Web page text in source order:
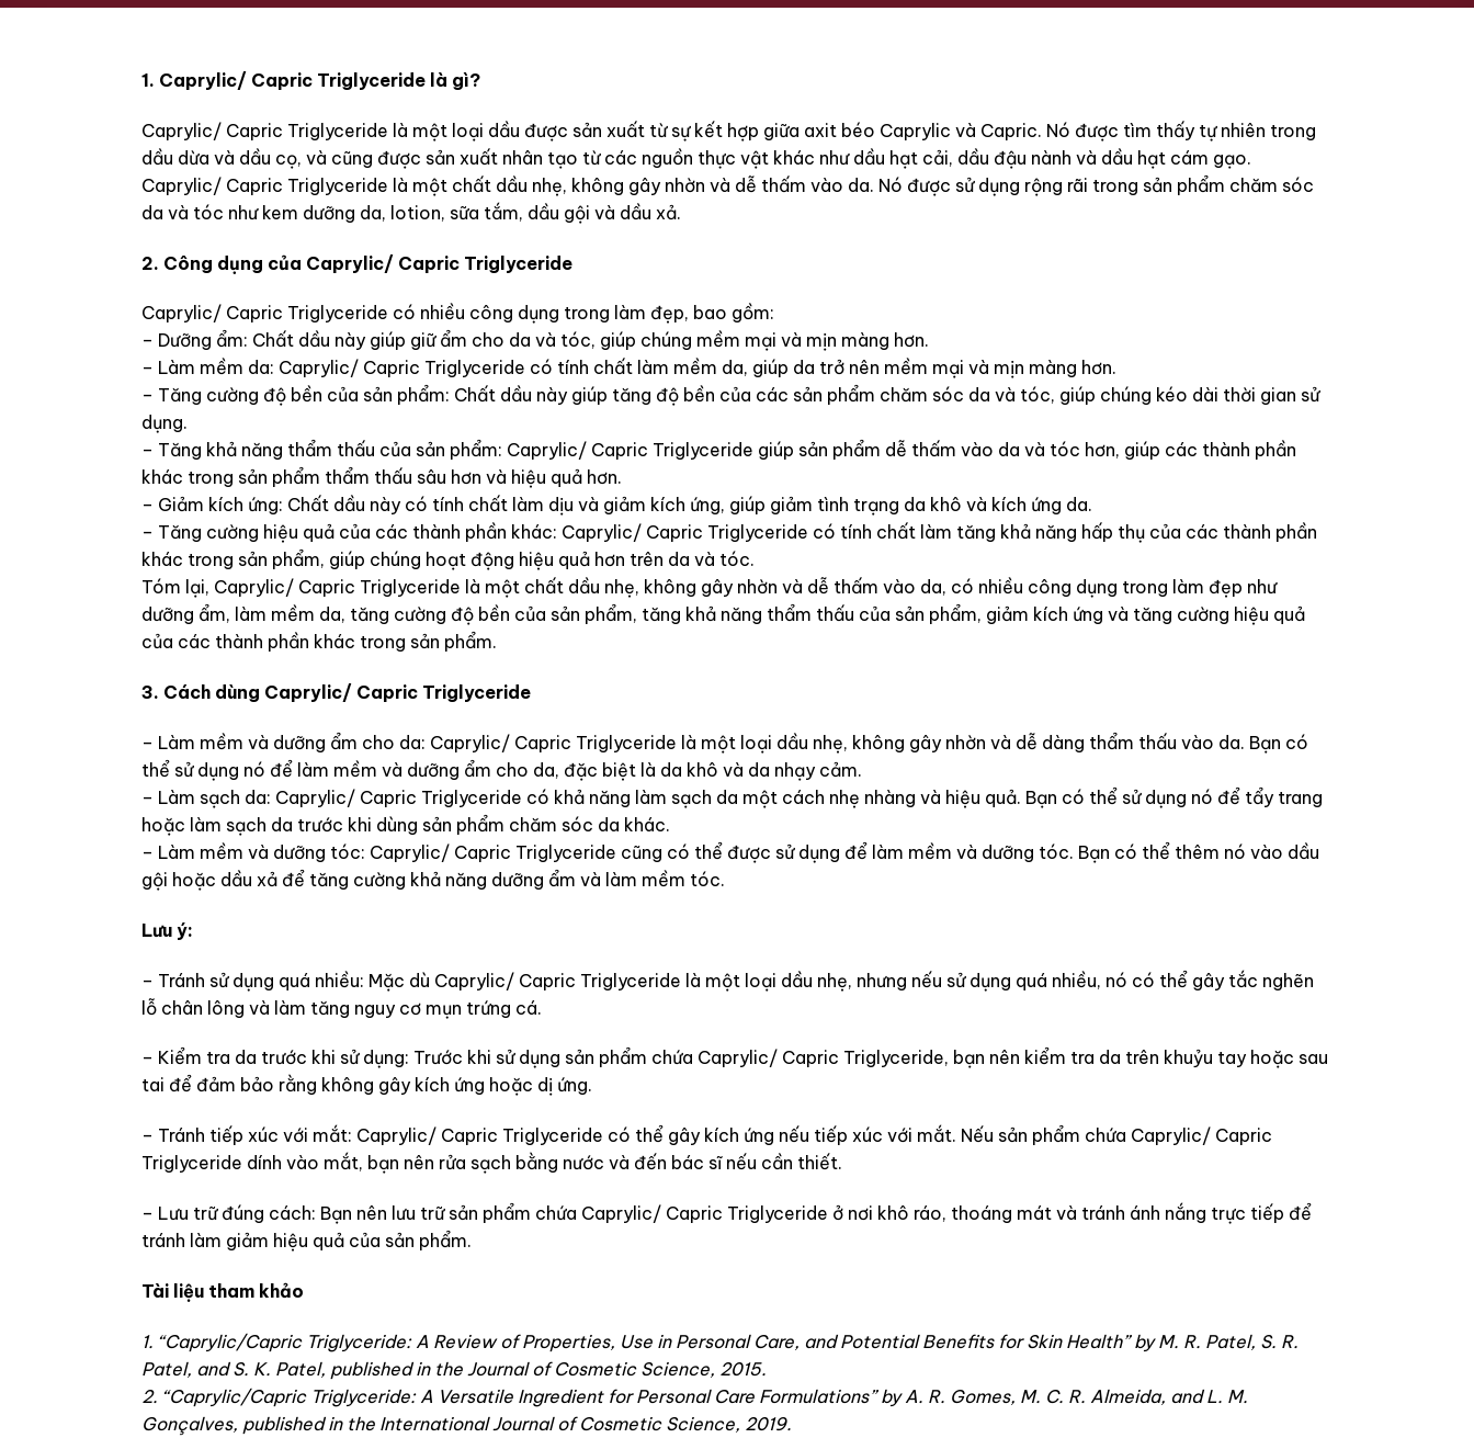
1. Caprylic/ Capric Triglyceride là gì?
Caprylic/ Capric Triglyceride là một loại dầu được sản xuất từ sự kết hợp giữa axit béo Caprylic và Capric. Nó được tìm thấy tự nhiên trong
dầu dừa và dầu cọ, và cũng được sản xuất nhân tạo từ các nguồn thực vật khác như dầu hạt cải, dầu đậu nành và dầu hạt cám gạo.
Caprylic/ Capric Triglyceride là một chất dầu nhẹ, không gây nhờn và dễ thấm vào da. Nó được sử dụng rộng rãi trong sản phẩm chăm sóc
da và tóc như kem dưỡng da, lotion, sữa tắm, dầu gội và dầu xả.
2. Công dụng của Caprylic/ Capric Triglyceride
Caprylic/ Capric Triglyceride có nhiều công dụng trong làm đẹp, bao gồm:
– Dưỡng ẩm: Chất dầu này giúp giữ ẩm cho da và tóc, giúp chúng mềm mại và mịn màng hơn.
– Làm mềm da: Caprylic/ Capric Triglyceride có tính chất làm mềm da, giúp da trở nên mềm mại và mịn màng hơn.
– Tăng cường độ bền của sản phẩm: Chất dầu này giúp tăng độ bền của các sản phẩm chăm sóc da và tóc, giúp chúng kéo dài thời gian sử
dụng.
– Tăng khả năng thẩm thấu của sản phẩm: Caprylic/ Capric Triglyceride giúp sản phẩm dễ thấm vào da và tóc hơn, giúp các thành phần
khác trong sản phẩm thẩm thấu sâu hơn và hiệu quả hơn.
– Giảm kích ứng: Chất dầu này có tính chất làm dịu và giảm kích ứng, giúp giảm tình trạng da khô và kích ứng da.
– Tăng cường hiệu quả của các thành phần khác: Caprylic/ Capric Triglyceride có tính chất làm tăng khả năng hấp thụ của các thành phần
khác trong sản phẩm, giúp chúng hoạt động hiệu quả hơn trên da và tóc.
Tóm lại, Caprylic/ Capric Triglyceride là một chất dầu nhẹ, không gây nhờn và dễ thấm vào da, có nhiều công dụng trong làm đẹp như
dưỡng ẩm, làm mềm da, tăng cường độ bền của sản phẩm, tăng khả năng thẩm thấu của sản phẩm, giảm kích ứng và tăng cường hiệu quả
của các thành phần khác trong sản phẩm.
3. Cách dùng Caprylic/ Capric Triglyceride
– Làm mềm và dưỡng ẩm cho da: Caprylic/ Capric Triglyceride là một loại dầu nhẹ, không gây nhờn và dễ dàng thẩm thấu vào da. Bạn có
thể sử dụng nó để làm mềm và dưỡng ẩm cho da, đặc biệt là da khô và da nhạy cảm.
– Làm sạch da: Caprylic/ Capric Triglyceride có khả năng làm sạch da một cách nhẹ nhàng và hiệu quả. Bạn có thể sử dụng nó để tẩy trang
hoặc làm sạch da trước khi dùng sản phẩm chăm sóc da khác.
– Làm mềm và dưỡng tóc: Caprylic/ Capric Triglyceride cũng có thể được sử dụng để làm mềm và dưỡng tóc. Bạn có thể thêm nó vào dầu
gội hoặc dầu xả để tăng cường khả năng dưỡng ẩm và làm mềm tóc.
Lưu ý:
– Tránh sử dụng quá nhiều: Mặc dù Caprylic/ Capric Triglyceride là một loại dầu nhẹ, nhưng nếu sử dụng quá nhiều, nó có thể gây tắc nghẽn
lỗ chân lông và làm tăng nguy cơ mụn trứng cá.
– Kiểm tra da trước khi sử dụng: Trước khi sử dụng sản phẩm chứa Caprylic/ Capric Triglyceride, bạn nên kiểm tra da trên khuỷu tay hoặc sau
tai để đảm bảo rằng không gây kích ứng hoặc dị ứng.
– Tránh tiếp xúc với mắt: Caprylic/ Capric Triglyceride có thể gây kích ứng nếu tiếp xúc với mắt. Nếu sản phẩm chứa Caprylic/ Capric
Triglyceride dính vào mắt, bạn nên rửa sạch bằng nước và đến bác sĩ nếu cần thiết.
– Lưu trữ đúng cách: Bạn nên lưu trữ sản phẩm chứa Caprylic/ Capric Triglyceride ở nơi khô ráo, thoáng mát và tránh ánh nắng trực tiếp để
tránh làm giảm hiệu quả của sản phẩm.
Tài liệu tham khảo
1. “Caprylic/Capric Triglyceride: A Review of Properties, Use in Personal Care, and Potential Benefits for Skin Health” by M. R. Patel, S. R.
Patel, and S. K. Patel, published in the Journal of Cosmetic Science, 2015.
2. “Caprylic/Capric Triglyceride: A Versatile Ingredient for Personal Care Formulations” by A. R. Gomes, M. C. R. Almeida, and L. M.
Gonçalves, published in the International Journal of Cosmetic Science, 2019.